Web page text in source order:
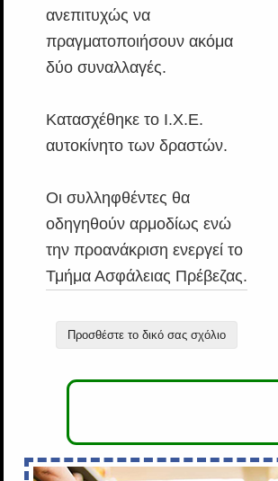
ανεπιτυχώς να
πραγματοποιήσουν ακόμα
δύο συναλλαγές.
Κατασχέθηκε το Ι.Χ.Ε.
αυτοκίνητο των δραστών.
Οι συλληφθέντες θα
οδηγηθούν αρμοδίως ενώ
την προανάκριση ενεργεί το
Τμήμα Ασφάλειας Πρέβεζας.
Προσθέστε το δικό σας σχόλιο